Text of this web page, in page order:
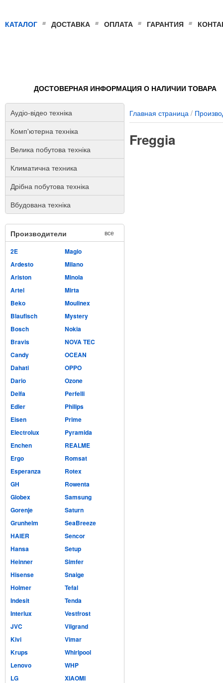
КАТАЛОГ ДОСТАВКА ОПЛАТА ГАРАНТИЯ
ДОСТОВЕРНАЯ ИНФОРМАЦИЯ О НАЛИЧИИ ТОВАРА
Аудіо-відео техніка
Комп'ютерна техніка
Велика побутова техніка
Климатична техника
Дрібна побутова техніка
Вбудована техніка
Производители все
2E
Ardesto
Ariston
Artel
Beko
Blaufisch
Bosch
Bravis
Candy
Dahati
Dario
Delfa
Edler
Eisen
Electrolux
Enchen
Ergo
Esperanza
GH
Globex
Gorenje
Grunhelm
HAIER
Hansa
Heinner
Hisense
Holmer
Indesit
Interlux
JVC
Kivi
Krups
Lenovo
LG
Magio
Milano
Minola
Mirta
Moulinex
Mystery
Nokia
NOVA TEC
OCEAN
OPPO
Ozone
Perfelli
Philips
Prime
Pyramida
REALME
Romsat
Rotex
Rowenta
Samsung
Saturn
SeaBreeze
Sencor
Setup
Simfer
Snaige
Tefal
Tenda
Vestfrost
Vilgrand
Vimar
Whirlpool
WHP
XIAOMI
Главная страница /
Freggia